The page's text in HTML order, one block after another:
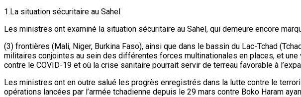
1.La situation sécuritaire au Sahel
Les ministres ont examiné la situation sécuritaire au Sahel, qui demeure encore
(3) frontières (Mali, Niger, Burkina Faso), ainsi que dans le bassin du Lac-Tchad
militaires conjointes au sein des différentes forces multinationales en places, et
contre le COVID-19 et où la crise sanitaire pourrait servir de terreau favorable à
Les ministres ont en outre salué les progrès enregistrés dans la lutte contre le
opérations lancées par l’armée tchadienne depuis le 29 mars contre Boko Haram